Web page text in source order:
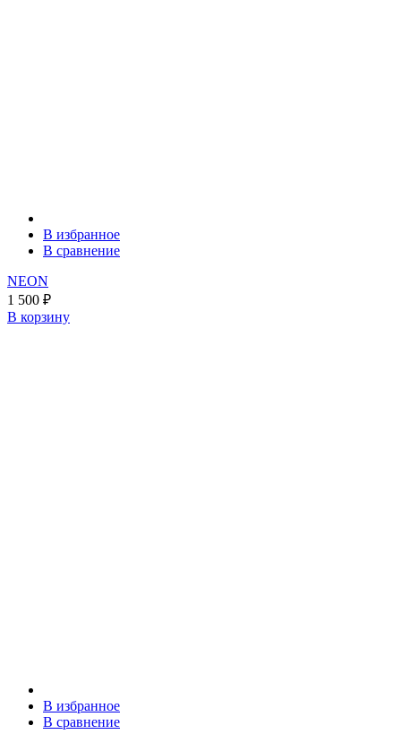
В избранное
В сравнение
NEON
1 500 ₽
В корзину
В избранное
В сравнение